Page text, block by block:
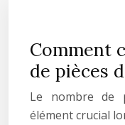
Comment
de pièces
Le nombre de
élément crucial